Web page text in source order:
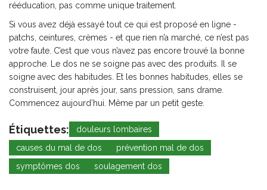
rééducation, pas comme unique traitement.
Si vous avez déjà essayé tout ce qui est proposé en ligne -
patchs, ceintures, crèmes - et que rien n’a marché, ce n’est pas
votre faute. C’est que vous n’avez pas encore trouvé la bonne
approche. Le dos ne se soigne pas avec des produits. Il se
soigne avec des habitudes. Et les bonnes habitudes, elles se
construisent, jour après jour, sans pression, sans drame.
Commencez aujourd’hui. Même par un petit geste.
Étiquettes:
douleurs lombaires
causes du mal de dos
prévention mal de dos
symptômes dos
soulagement dos